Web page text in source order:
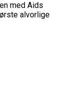
med Aids
alvorlige